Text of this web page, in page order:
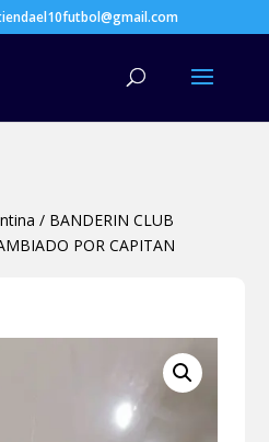
/ BANDERIN CLUB
POR CAPITAN